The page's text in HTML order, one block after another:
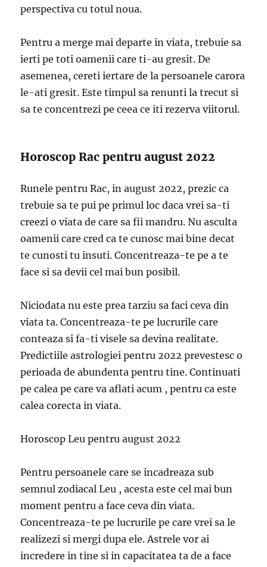
perspectiva cu totul noua.
Pentru a merge mai departe in viata, trebuie sa
ierti pe toti oamenii care ti-au gresit. De
asemenea, cereti iertare de la persoanele carora
le-ati gresit. Este timpul sa renunti la trecut si
sa te concentrezi pe ceea ce iti rezerva viitorul.
Horoscop Rac pentru august 2022
Runele pentru Rac, in august 2022, prezic ca
trebuie sa te pui pe primul loc daca vrei sa-ti
creezi o viata de care sa fii mandru. Nu asculta
oamenii care cred ca te cunosc mai bine decat
te cunosti tu insuti. Concentreaza-te pe a te
face si sa devii cel mai bun posibil.
Niciodata nu este prea tarziu sa faci ceva din
viata ta. Concentreaza-te pe lucrurile care
conteaza si fa-ti visele sa devina realitate.
Predictiile astrologiei pentru 2022 prevestesc o
perioada de abundenta pentru tine. Continuati
pe calea pe care va aflati acum , pentru ca este
calea corecta in viata.
Horoscop Leu pentru august 2022
Pentru persoanele care se incadreaza sub
semnul zodiacal Leu , acesta este cel mai bun
moment pentru a face ceva din viata.
Concentreaza-te pe lucrurile pe care vrei sa le
realizezi si mergi dupa ele. Astrele vor ai
incredere in tine si in capacitatea ta de a face